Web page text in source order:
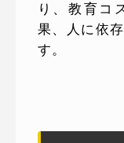
り、教育コ
果、人に依
す。